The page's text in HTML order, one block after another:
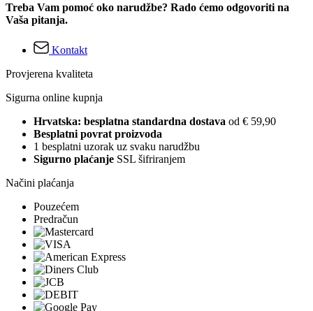
Treba Vam pomoć oko narudžbe? Rado ćemo odgovoriti na
Vaša pitanja.
Kontakt
Provjerena kvaliteta
Sigurna online kupnja
Hrvatska: besplatna standardna dostava od € 59,90
Besplatni povrat proizvoda
1 besplatni uzorak uz svaku narudžbu
Sigurno plaćanje SSL šifriranjem
Načini plaćanja
Pouzećem
Predračun